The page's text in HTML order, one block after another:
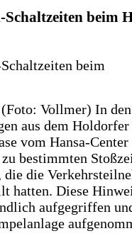
Schaltzeiten beim
Vollmer) In
aus dem Holdorfer
vom Hansa-
bestimmten
die die
hatten. Diese
aufgegriffen